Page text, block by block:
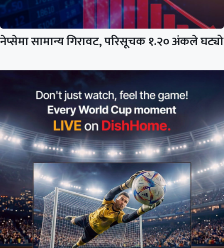
नेप्सेमा सामान्य गिरावट, परिसूचक १.२० अंकले घट्यो